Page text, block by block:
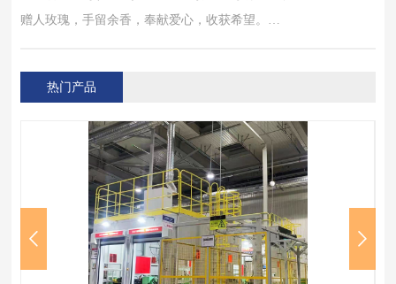
赠人玫瑰，手留余香，奉献爱心，收获希望。…
热门产品